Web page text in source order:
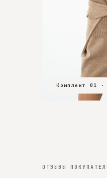
Комплект 01 ·
Комплект 02
Комплект 03
ОТЗЫВЫ